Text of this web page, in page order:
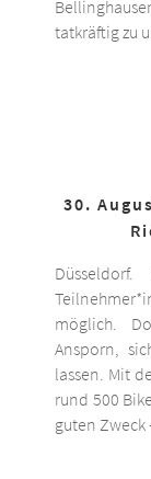
tatkräftig zu
30.
möglich.
Ansporn,
lassen. Mit
rund 500
guten